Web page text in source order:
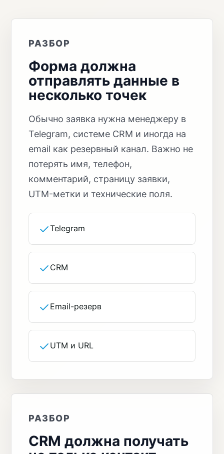
РАЗБОР
Форма должна
отправлять данные в
несколько точек
Обычно заявка нужна менеджеру в
Telegram, системе CRM и иногда на
email как резервный канал. Важно не
потерять имя, телефон,
комментарий, страницу заявки,
UTM-метки и технические поля.
Telegram
CRM
Email-резерв
UTM и URL
РАЗБОР
CRM должна получать